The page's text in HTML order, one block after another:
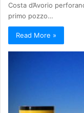
Costa d’Avorio
primo pozzo…
Read More »